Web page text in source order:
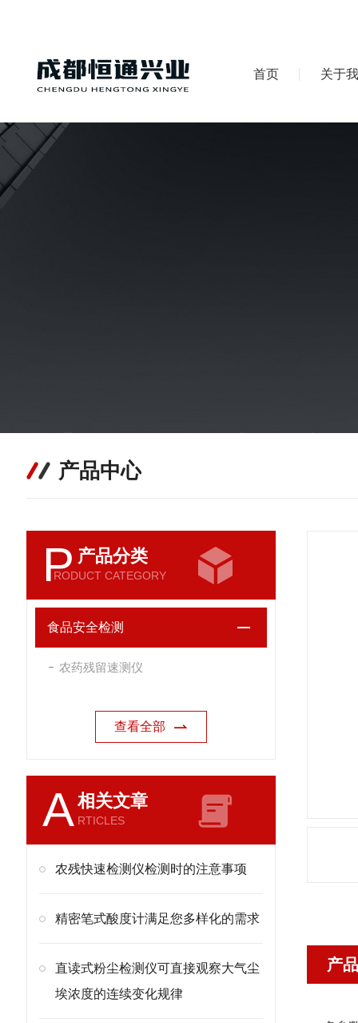
首页 关于
产品中心
P 产品分类
RODUCT CATEGORY
食品安全检测
农药残留速测仪
查看全部
A相关文章
RTICLES
农残快速检测仪检测时的注意事项
精密笔式酸度计满足您多样化的需求
直读式粉尘检测仪可直接观察大气尘
埃浓度的连续变化规律
产